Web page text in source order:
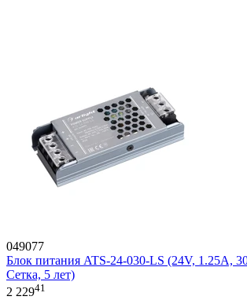
049077
Блок питания ATS-24-030-LS (24V, 1.25A,
Сетка, 5 лет)
2 22941